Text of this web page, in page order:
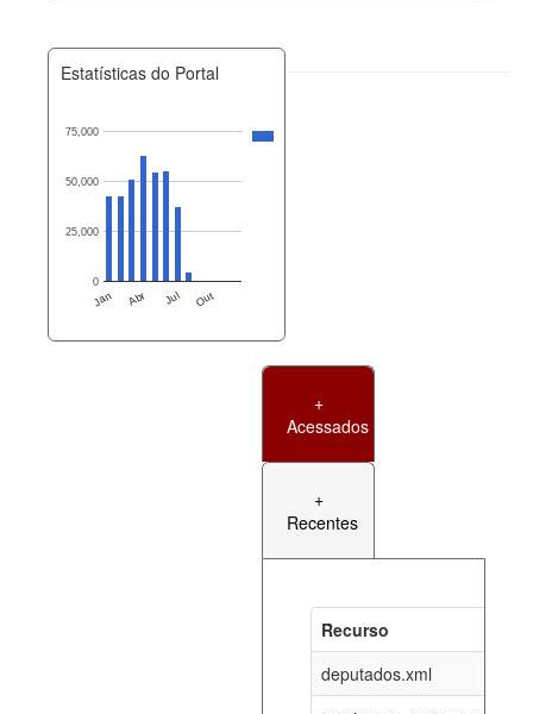
Estatísticas do Portal
Jan Abr Jul Out
0
25,000
50,000
75,000
+
Acessados
+
Recentes
Recurso
deputados.xml
documento_andamento_atual.xml